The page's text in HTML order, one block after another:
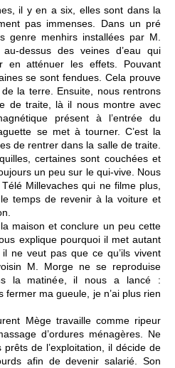
il y en a six, elles sont dans la
pas immenses. Dans un pré
genre menhirs installées par M.
dessus des veines d’eau qui
en atténuer les effets. Pouvant
se sont fendues. Cela prouve
la terre. Ensuite, nous rentrons
de traite, là il nous montre avec
présent à l’entrée du
se met à tourner. C’est la
de rentrer dans la salle de traite.
certaines sont couchées et
un peu sur le qui-vive. Nous
Millevaches qui ne filme plus,
temps de revenir à la voiture et
maison et conclure un peu cette
explique pourquoi il met autant
ne veut pas que ce qu’ils vivent
M. Morge ne se reproduise
la matinée, il nous a lancé :
ma gueule, je n’ai plus rien
Mège travaille comme ripeur
d’ordures ménagères. Ne
de l’exploitation, il décide de
afin de devenir salarié. Son